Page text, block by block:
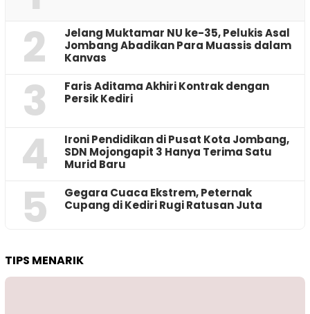
2
Jelang Muktamar NU ke-35, Pelukis Asal
Jombang Abadikan Para Muassis dalam
Kanvas
3
Faris Aditama Akhiri Kontrak dengan
Persik Kediri
4
Ironi Pendidikan di Pusat Kota Jombang,
SDN Mojongapit 3 Hanya Terima Satu
Murid Baru
5
‎Gegara Cuaca Ekstrem, Peternak
Cupang di Kediri Rugi Ratusan Juta
TIPS MENARIK